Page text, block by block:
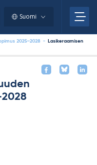
Suomi
2025–2028 -
Lasikeraamisen